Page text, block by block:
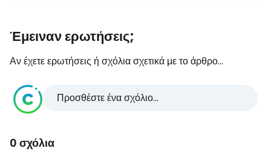
Έμειναν ερωτήσεις;
Αν έχετε ερωτήσεις ή σχόλια σχετικά με το άρθρο...
Προσθέστε ένα σχόλιο...
0 σχόλια